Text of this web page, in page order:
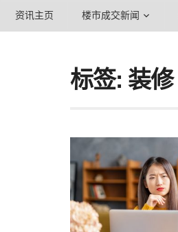
资讯主页 楼市成交新闻
标签: 装修